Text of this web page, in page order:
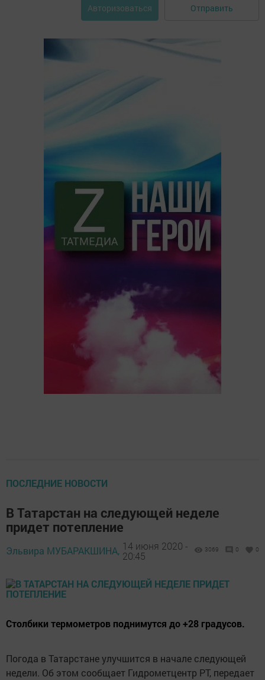
Авторизоваться Отправить
ПОСЛЕДНИЕ НОВОСТИ
В Татарстан на следующей неделе
придет потепление
Эльвира МУБАРАКШИНА, 14 июня 2020 -
20:45
3069 0 0
Столбики термометров поднимутся до +28 градусов.
Погода в Татарстане улучшится в начале следующей
недели. Об этом сообщает Гидрометцентр РТ, передает